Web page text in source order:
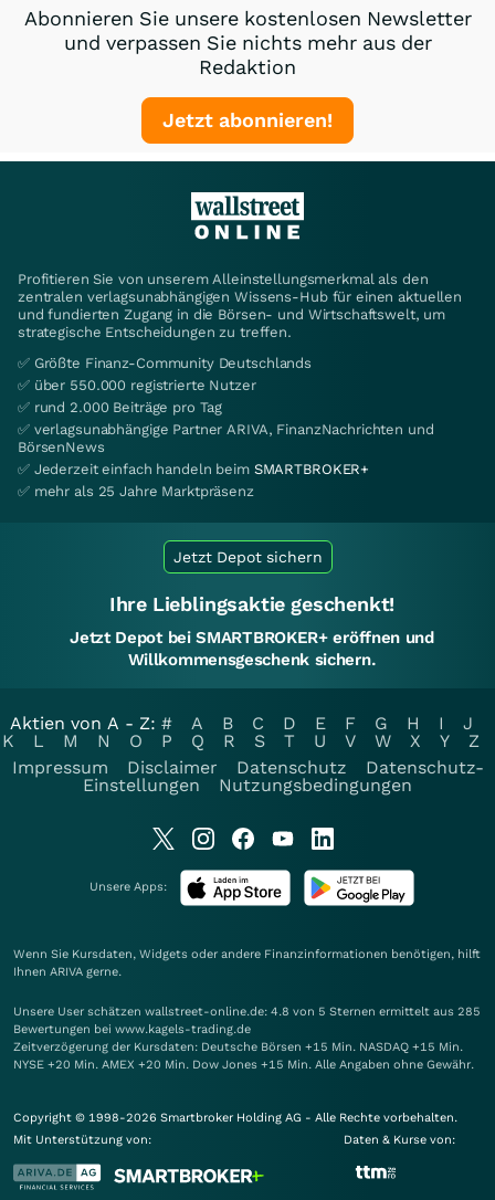
Abonnieren Sie unsere kostenlosen Newsletter
und verpassen Sie nichts mehr aus der
Redaktion
Jetzt abonnieren!
Profitieren Sie von unserem Alleinstellungsmerkmal als den
zentralen verlagsunabhängigen Wissens-Hub für einen aktuellen
und fundierten Zugang in die Börsen- und Wirtschaftswelt, um
strategische Entscheidungen zu treffen.
✅ Größte Finanz-Community Deutschlands
✅ über 550.000 registrierte Nutzer
✅ rund 2.000 Beiträge pro Tag
✅ verlagsunabhängige Partner ARIVA, FinanzNachrichten und
BörsenNews
✅ Jederzeit einfach handeln beim SMARTBROKER+
✅ mehr als 25 Jahre Marktpräsenz
Jetzt Depot sichern
Ihre Lieblingsaktie geschenkt!
Jetzt Depot bei SMARTBROKER+ eröffnen und
Willkommensgeschenk sichern.
Aktien von A - Z: # A B C D E F G H I
J
K
L M N O P Q R S T U V W X Y
Z
Impressum
Disclaimer Datenschutz
Datenschutz-
Einstellungen
Nutzungsbedingungen
Unsere Apps:
Wenn Sie Kursdaten, Widgets oder andere Finanzinformationen benötigen, hilft
Ihnen ARIVA gerne.
Unsere User schätzen wallstreet-online.de: 4.8 von 5 Sternen ermittelt aus 285
Bewertungen bei www.kagels-trading.de
Zeitverzögerung der Kursdaten: Deutsche Börsen +15 Min. NASDAQ +15 Min.
NYSE +20 Min. AMEX +20 Min. Dow Jones +15 Min. Alle Angaben ohne Gewähr.
Copyright © 1998-2026 Smartbroker Holding AG - Alle Rechte vorbehalten.
Mit Unterstützung von:
Daten & Kurse von: